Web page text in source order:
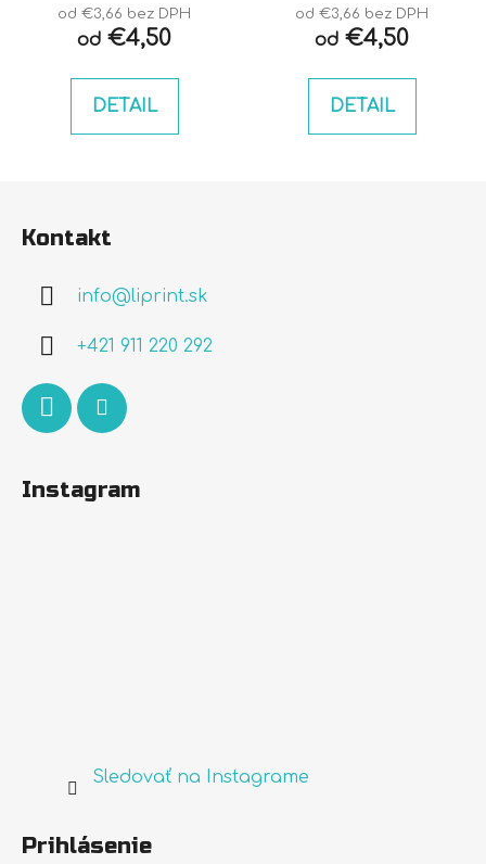
od €3,66 bez DPH
od €4,50
DETAIL
od €3,66 bez DPH
od €4,50
DETAIL
Kontakt
info@liprint.sk
+421 911 220 292
Instagram
Sledovať na Instagrame
Prihlásenie